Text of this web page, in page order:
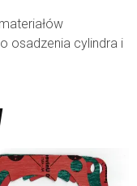
osadzenia cylindra i